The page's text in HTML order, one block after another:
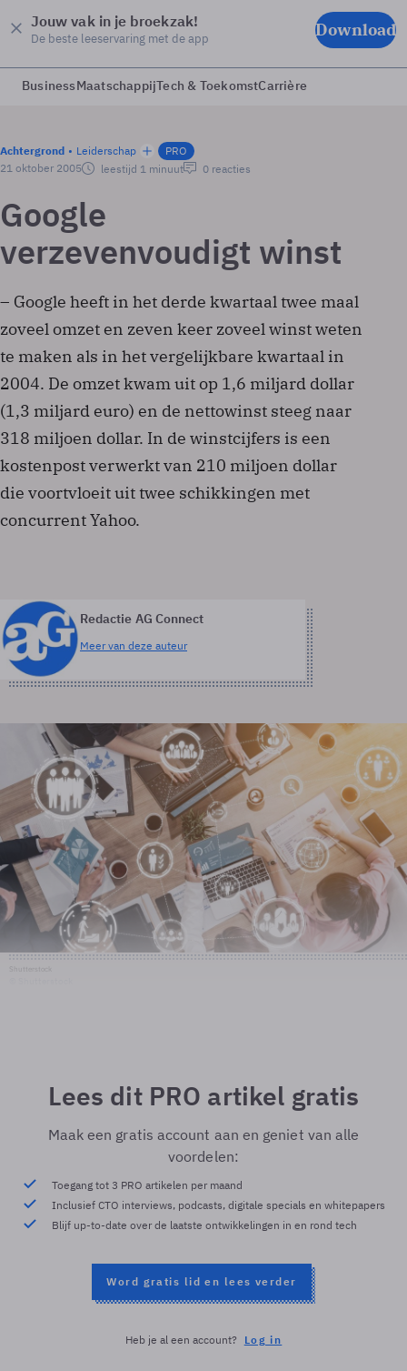
Jouw vak in je broekzak!
De beste leeservaring met de app Download
BusinessMaatschappijTech & ToekomstCarrière
Achtergrond Leiderschap
PRO
21 oktober 2005
leestijd 1 minuut 0 reacties
Google
verzevenvoudigt winst
– Google heeft in het derde kwartaal twee maal
zoveel omzet en zeven keer zoveel winst weten
te maken als in het vergelijkbare kwartaal in
2004. De omzet kwam uit op 1,6 miljard dollar
(1,3 miljard euro) en de nettowinst steeg naar
318 miljoen dollar. In de winstcijfers is een
kostenpost verwerkt van 210 miljoen dollar
die voortvloeit uit twee schikkingen met
concurrent Yahoo.
Redactie AG Connect
Meer van deze auteur
Lees dit PRO artikel gratis
Maak een gratis account aan en geniet van alle
voordelen:
Toegang tot 3 PRO artikelen per maand
Inclusief CTO interviews, podcasts, digitale specials en whitepapers
Blijf up-to-date over de laatste ontwikkelingen in en rond tech
Word gratis lid en lees verder
Heb je al een account? Log in